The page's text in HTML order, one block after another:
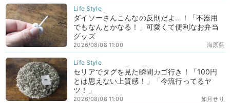
ダイソーさんこんなの反則だよ…！「不器用
でもなんとかなる！」可愛くて便利なお弁当
グッズ
海原藍
2026/08/08 11:00
セリアでタグを見た瞬間カゴ行き！「100円
とは思えない上質感！」「今流行ってるヤ
ツ！」
如月せり
2026/08/08 11:00